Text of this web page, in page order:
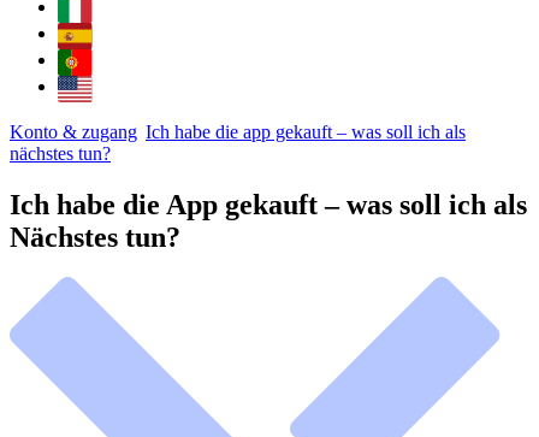
Konto & zugang Ich habe die app gekauft – was soll ich als
nächstes tun?
Ich habe die App gekauft – was soll ich als
Nächstes tun?